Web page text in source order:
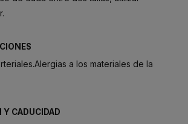
a los materiales de la
Y CADUCIDAD